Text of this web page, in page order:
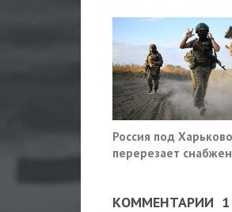
Россия под
перерезает
КОММЕНТАРИИ 1